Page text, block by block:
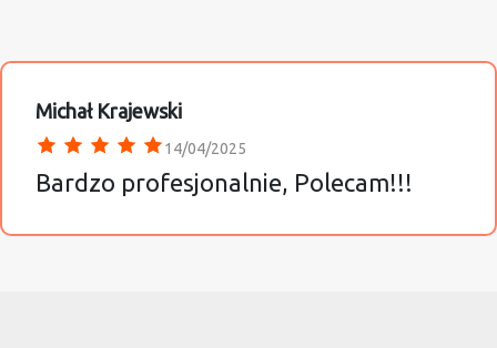
Michał Krajewski
14/04/2025
Bardzo profesjonalnie, Polecam!!!